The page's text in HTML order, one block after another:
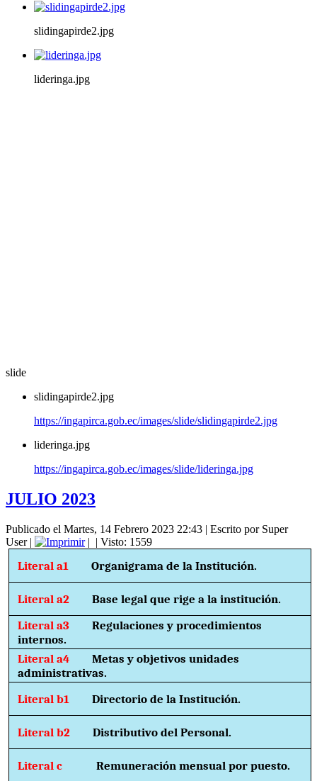
slidingapirde2.jpg
lideringa.jpg
slide
slidingapirde2.jpg
https://ingapirca.gob.ec/images/slide/slidingapirde2.jpg
lideringa.jpg
https://ingapirca.gob.ec/images/slide/lideringa.jpg
JULIO 2023
Publicado el Martes, 14 Febrero 2023 22:43 | Escrito por Super
User| | | Visto: 1559
Literal a1Organigrama de la Institución.
Literal a2Base legal que rige a la institución.
Literal a3Regulaciones y procedimientos
internos.
Literal a4Metas y objetivos unidades
administrativas.
Literal b1Directorio de la Institución.
Literal b2Distributivo del Personal.
Literal c Remuneración mensual por puesto.